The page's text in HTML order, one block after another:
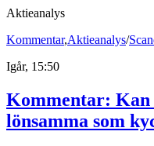
Aktieanalys
Kommentar,Aktieanalys/
Igår, 15:50
Kommentar: Kan
lönsamma som